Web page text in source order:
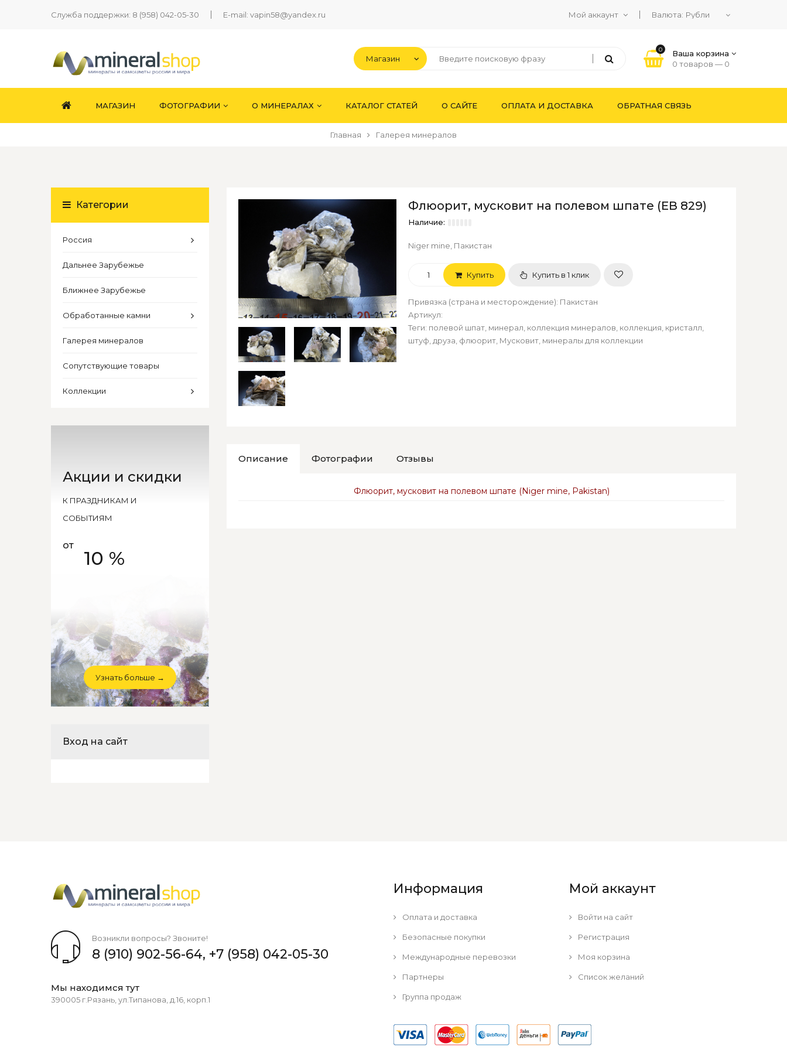
Служба поддержки: 8 (958) 042-05-30 E-mail: vapin58@yandex.ru Мой аккаунт Валюта:
0
Ваша корзина
0 товаров — 0
МАГАЗИН ФОТОГРАФИИ О МИНЕРАЛАХ КАТАЛОГ СТАТЕЙ О САЙТЕ ОПЛАТА И ДОСТАВКА ОБРАТНАЯ СВЯЗЬ
Главная Галерея минералов
Флюорит, мусковит на полевом шпате (ЕВ 829)
Наличие:
Niger mine, Пакистан
Купить Купить в 1 клик
Привязка (страна и месторождение): Пакистан
Артикул:
Теги: полевой шпат минерал коллекция минералов коллекция кристалл
штуф друза флюорит Мусковит минералы для коллекции
Описание Фотографии Отзывы
Флюорит, мусковит на полевом шпате (Niger mine, Pakistan)
Категории
Россия
Дальнее Зарубежье
Ближнее Зарубежье
Обработанные камни
Галерея минералов
Сопутствующие товары
Коллекции
Акции и скидки
К ПРАЗДНИКАМ И
СОБЫТИЯМ
от
10 %
Узнать больше →
Вход на сайт
Возникли вопросы? Звоните!
8 (910) 902-56-64, +7 (958) 042-05-30
Мы находимся тут
390005 г.Рязань, ул.Типанова, д.16, корп.1
Информация
Оплата и доставка
Безопасные покупки
Международные перевозки
Партнеры
Группа продаж
Мой аккаунт
Войти на сайт
Регистрация
Моя корзина
Список желаний